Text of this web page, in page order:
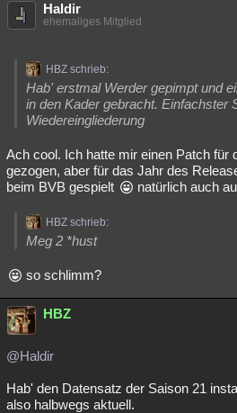
Haldir
ehemaliges Mitglied
HBZ schrieb:
Hab' erstmal Werder gepimpt und
in den Kader gebracht. Einfachster
Wiedereingliederung
Ach cool. Ich hatte mir einen Patch für
gezogen, aber für das Jahr des
beim BVB gespielt
natürlich auch
HBZ schrieb:
Meg 2 *hust
so schlimm?
HBZ
@Haldir
Hab' den Datensatz der Saison 21
also halbwegs aktuell.